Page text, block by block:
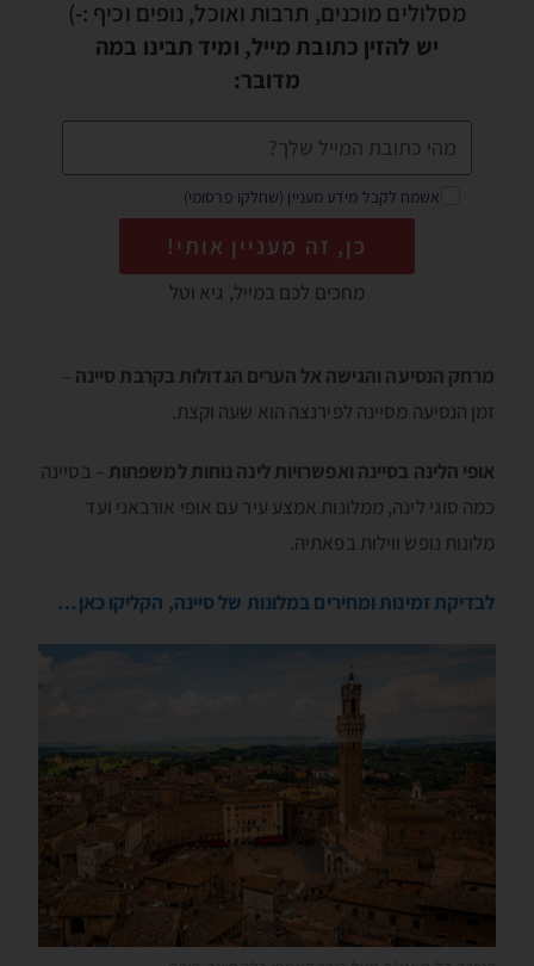
מסלולים מוכנים, תרבות ואוכל, נופים וכיף :-)
יש להזין כתובת מייל, ומיד תבינו במה
מדובר:
אשמח לקבל מידע מעניין (שחלקו פרסומי)
כן, זה מעניין אותי!
מחכים לכם במייל, גיא וטל
מרחק הנסיעה והגישה אל הערים הגדולות בקרבת סיינה –
זמן הנסיעה מסיינה לפירנצה הוא שעה וקצת.
אופי הלינה בסיינה ואפשרויות לינה נוחות למשפחות – בסיינה
כמה סוגי לינה, ממלונות אמצע עיר עם אופי אורבאני ועד
מלונות נופש ווילות בפאתיה.
לבדיקת זמינות ומחירים במלונות של סיינה, הקליקו כאן…